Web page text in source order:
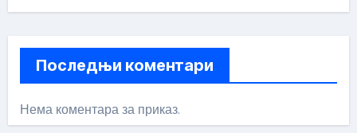
Последњи коментари
Нема коментара за приказ.